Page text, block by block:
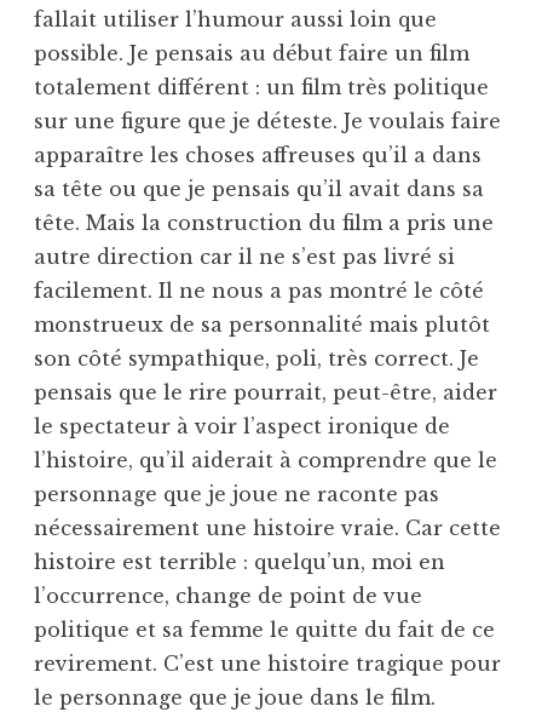
fallait utiliser l’humour aussi loin que
possible. Je pensais au début faire un film
totalement différent : un film très politique
sur une figure que je déteste. Je voulais faire
apparaître les choses affreuses qu’il a dans
sa tête ou que je pensais qu’il avait dans sa
tête. Mais la construction du film a pris une
autre direction car il ne s’est pas livré si
facilement. Il ne nous a pas montré le côté
monstrueux de sa personnalité mais plutôt
son côté sympathique, poli, très correct. Je
pensais que le rire pourrait, peut-être, aider
le spectateur à voir l’aspect ironique de
l’histoire, qu’il aiderait à comprendre que le
personnage que je joue ne raconte pas
nécessairement une histoire vraie. Car cette
histoire est terrible : quelqu’un, moi en
l’occurrence, change de point de vue
politique et sa femme le quitte du fait de ce
revirement. C’est une histoire tragique pour
le personnage que je joue dans le film.